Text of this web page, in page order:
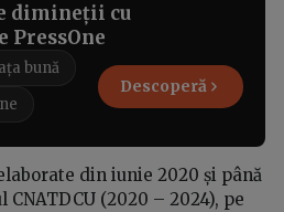
dimineții cu
PressOne
bună
Descoperă
din iunie 2020 și până
(2020 – 2024), pe